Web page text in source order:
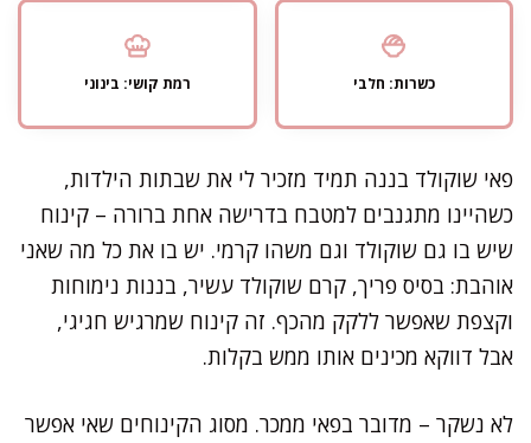
כשרות: חלבי רמת קושי: בינוני
פאי שוקולד בננה תמיד מזכיר לי את שבתות הילדות,
כשהיינו מתגנבים למטבח בדרישה אחת ברורה – קינוח
שיש בו גם שוקולד וגם משהו קרמי. יש בו את כל מה שאני
אוהבת: בסיס פריך, קרם שוקולד עשיר, בננות נימוחות
וקצפת שאפשר ללקק מהכף. זה קינוח שמרגיש חגיגי,
אבל דווקא מכינים אותו ממש בקלות.
לא נשקר – מדובר בפאי ממכר. מסוג הקינוחים שאי אפשר